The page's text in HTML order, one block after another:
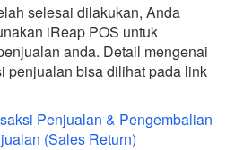
selesai dilakukan, Anda
iReap POS untuk
anda. Detail mengenai
penjualan bisa dilihat pada link
Penjualan & Pengembalian
(Sales Return)